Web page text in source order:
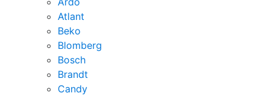
Atlant
Beko
Blomberg
Bosch
Brandt
Candy